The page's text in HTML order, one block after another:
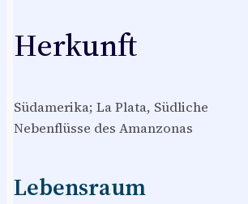
Herkunft
Südamerika; La Plata, Südliche
Nebenflüsse des Amanzonas
Lebensraum